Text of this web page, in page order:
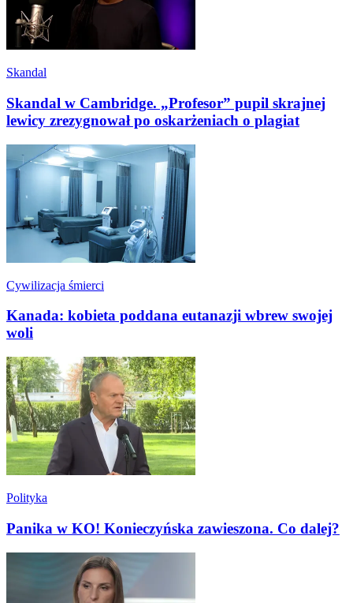
Skandal
Skandal w Cambridge. „Profesor” pupil skrajnej
lewicy zrezygnował po oskarżeniach o plagiat
Cywilizacja śmierci
Kanada: kobieta poddana eutanazji wbrew swojej
woli
Polityka
Panika w KO! Konieczyńska zawieszona. Co dalej?